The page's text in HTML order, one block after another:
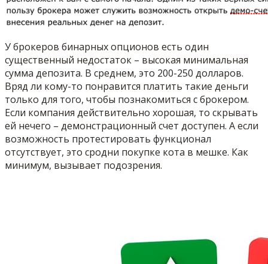
У брокеров бинарных опционов есть один
существенный недостаток – высокая минимальная
сумма депозита. В среднем, это 200-250 долларов.
Вряд ли кому-то понравится платить такие деньги
только для того, чтобы познакомиться с брокером.
Если компания действительно хорошая, то скрывать
ей нечего – демонстрационный счет доступен. А если
возможность протестировать функционал
отсутствует, это сродни покупке кота в мешке. Как
минимум, вызывает подозрения.